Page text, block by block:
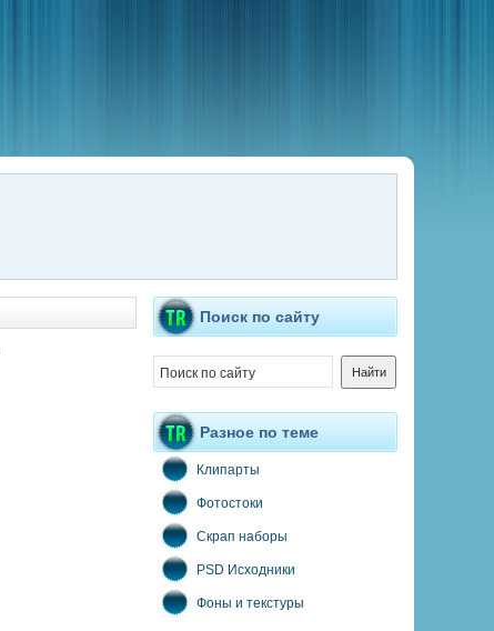
Поиск по сайту
Разное по теме
Клипарты
Фотостоки
Скрап наборы
PSD Исходники
Фоны и текстуры